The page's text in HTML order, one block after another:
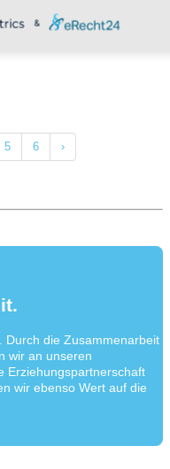
5 6 ›
Durch die Zusammenarbeit
wir an unseren
Erziehungspartnerschaft
wir ebenso Wert auf die
&